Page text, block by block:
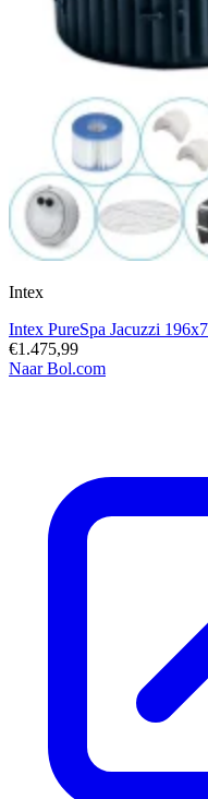
Intex
Intex PureSpa Jacuzzi
€1.475,99
Naar Bol.com